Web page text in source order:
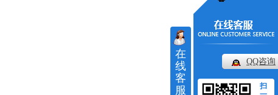
在
线
客
服
QQ咨询
扫